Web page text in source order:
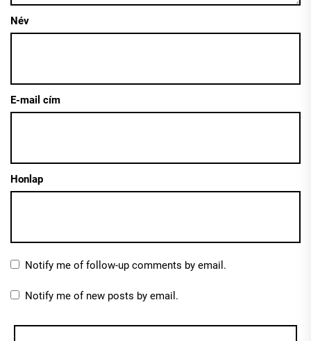
Név
E-mail cím
Honlap
Notify me of follow-up comments by email.
Notify me of new posts by email.